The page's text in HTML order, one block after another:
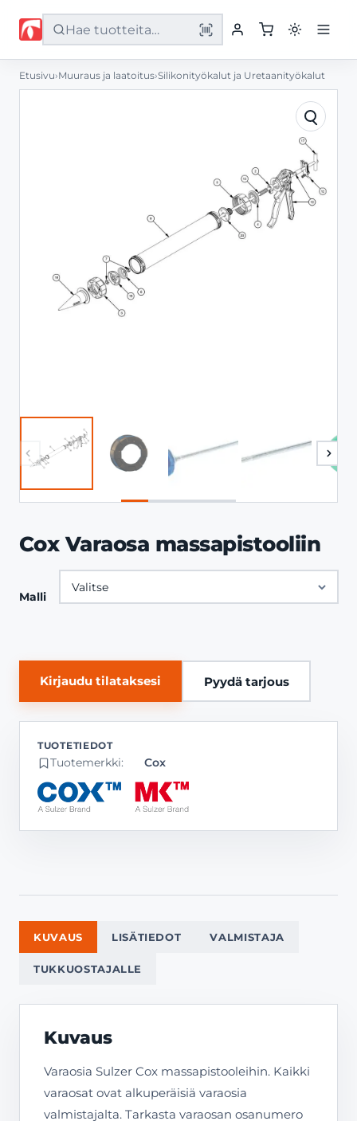
Etusivu
Yhteystiedot
Etusivu›Muuraus ja laatoitus›Silikonityökalut ja Uretaanityökalut
Cox Varaosa massapistooliin
Malli
Kirjaudu tilataksesi Pyydä tarjous
Tuotemerkki: Cox
KUVAUS LISÄTIEDOT VALMISTAJA
TUKKUOSTAJALLE
Kuvaus
Varaosia Sulzer Cox massapistooleihin. Kaikki
varaosat ovat alkuperäisiä varaosia
valmistajalta. Tarkasta varaosan osanumero